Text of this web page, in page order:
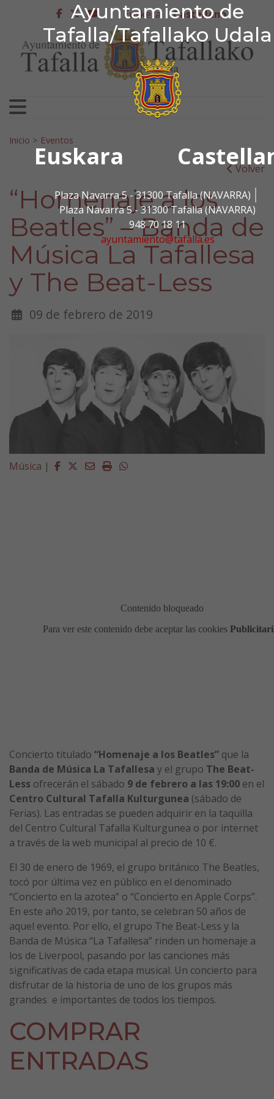
Ayuntamiento de
Tafalla/Tafallako Udala
Euskara
Plaza Navarra 5 - 31300 Tafalla (NAVARRA)
Plaza Navarra 5 - 31300 Tafalla (NAVARRA)
948 70 18 11
ayuntamiento@tafalla.es
Ir al contenido
Ayuntamiento de
facebook
twitter
youtube
Euskera Castellano
Search for:
Inicio > Eventos
Volver
“Homenaje a los
Beatles” – Banda de
Música La Tafallesa
y The Beat-Less
09 de febrero de 2019
Música | Facebook
Twitter
EmailImprimirWhatsapp
Concierto titulado “Homenaje a los Beatles” que la
Banda de Música La Tafallesa y el grupo The Beat-
Less ofrecerán el sábado 9 de febrero a las 19:00 en el
Centro Cultural Tafalla Kulturgunea (sábado de
Ferias). Las entradas se pueden adquirir en la taquilla
del Centro Cultural Tafalla Kulturgunea o por internet
a través de la web municipal al precio de 10 €.
El 30 de enero de 1969, el grupo británico The Beatles,
tocó por última vez en público en el denominado
“Concierto en la azotea” o “Concierto en Apple Corps”.
En este año 2019, por tanto, se celebran 50 años de
aquel evento. Por ello, el grupo The Beat-Less y la
Banda de Música “La Tafallesa” rinden un homenaje a
los de Liverpool, pasando por las canciones más
significativas de cada etapa musical. Un concierto para
disfrutar de la historia de uno de los grupos más
grandes e importantes de todos los tiempos.
COMPRAR
ENTRADAS